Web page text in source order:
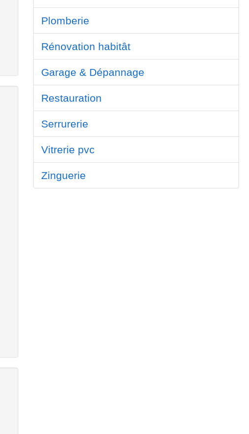
Plomberie
Rénovation habitât
Garage & Dépannage
Restauration
Serrurerie
Vitrerie pvc
Zinguerie